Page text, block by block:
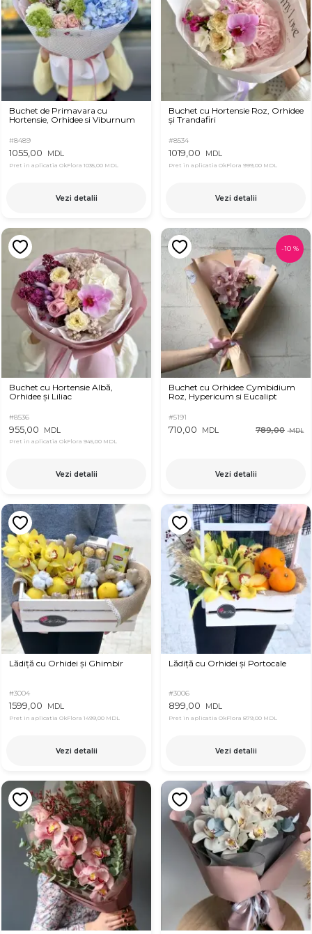
Buchet de Primavara cu
Hortensie, Orhidee si Viburnum
#8489
1055,00 MDL
Pret in aplicatia OkFlora 1035,00 MDL
Vezi detalii
Buchet cu Hortensie Roz, Orhidee
și Trandafiri
#8534
1019,00 MDL
Pret in aplicatia OkFlora 999,00 MDL
Vezi detalii
Buchet cu Hortensie Albă,
Orhidee și Liliac
#8536
955,00 MDL
Pret in aplicatia OkFlora 945,00 MDL
Vezi detalii
-10%
Buchet cu Orhidee Cymbidium
Roz, Hypericum si Eucalipt
#5191
710,00 MDL 789,00 MDL
Vezi detalii
Lădiță cu Orhidei și Ghimbir
#3004
1599,00 MDL
Pret in aplicatia OkFlora 1499,00 MDL
Vezi detalii
Lădiță cu Orhidei și Portocale
#3006
899,00 MDL
Pret in aplicatia OkFlora 879,00 MDL
Vezi detalii